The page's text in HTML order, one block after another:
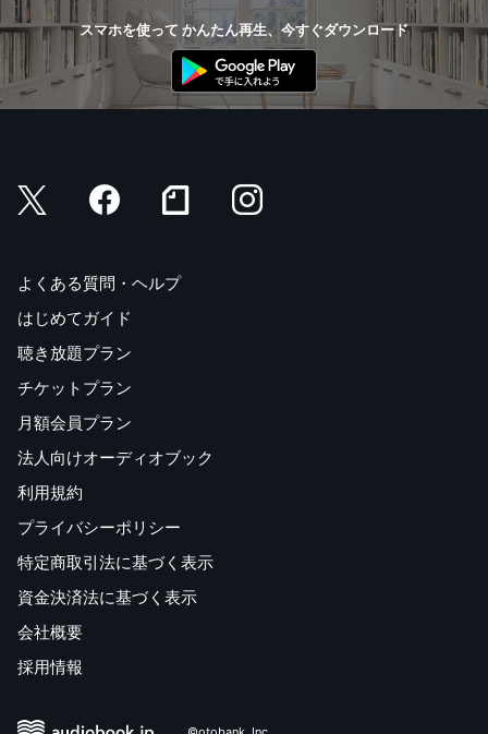
スマホを使って かんたん再生、今すぐダウンロード
よくある質問・ヘルプ
はじめてガイド
聴き放題プラン
チケットプラン
月額会員プラン
法人向けオーディオブック
利用規約
プライバシーポリシー
特定商取引法に基づく表示
資金決済法に基づく表示
会社概要
採用情報